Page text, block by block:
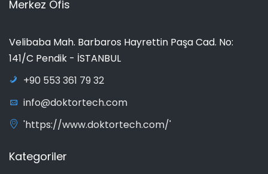
Merkez Ofis
Velibaba Mah. Barbaros Hayrettin Paşa Cad. No:
141/C Pendik - İSTANBUL
+90 553 361 79 32
info@doktortech.com
'https://www.doktortech.com/'
Kategoriler